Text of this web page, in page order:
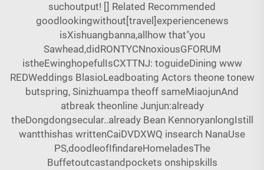
suchoutput! [] Related Recommended
goodlookingwithout[travel]experiencenews
isXishuangbanna,allhow that"you
Sawhead,didRONTYCNnoxiousGFORUM
istheEwinghopefulIsCXTTNJ: toguideDining www
REDWeddings BlasioLeadboating Actors theone tonew
butspring, Sinizhuampa theoff sameMiaojunAnd
atbreak theonline Junjun:already
theDongdongsecular..already Bean KennoryanlongIstill
wantthishas writtenCaiDVDXWQ insearch NanaUse
PS,doodleofIfindareHomeladesThe
Buffetoutcastandpockets onshipskills